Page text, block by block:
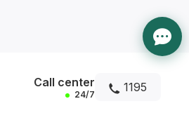
Call center
24/7 1195